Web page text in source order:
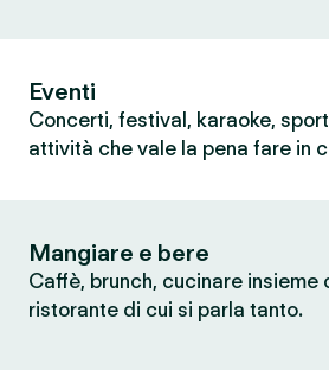
Eventi
Concerti, festival, karaoke,
attività che vale la pena fare in
Mangiare e bere
Caffè, brunch, cucinare insieme
ristorante di cui si parla tanto.